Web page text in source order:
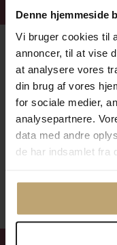
Denne hjemmeside
Vi bruger cookies til
annoncer, til at vise
at analysere vores
din brug af vores
for sociale medier,
analysepartnere.
data med andre
de har indsamlet fra
Få
Følg